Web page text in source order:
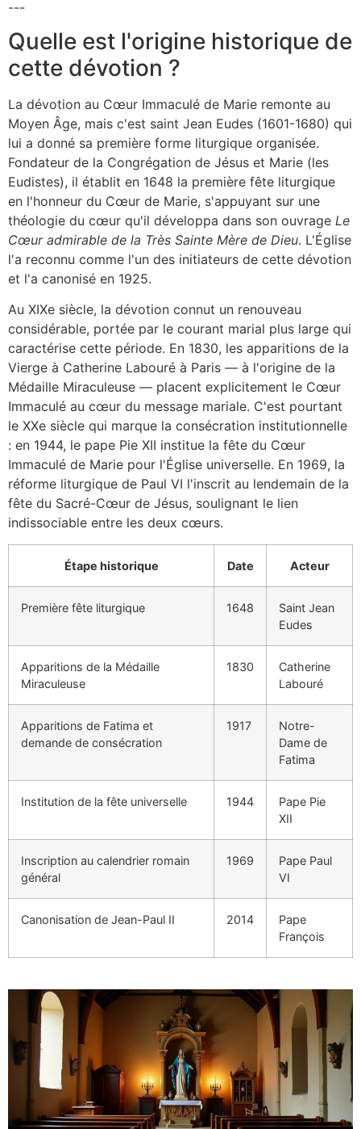
---
Quelle est l'origine historique de
cette dévotion ?
La dévotion au Cœur Immaculé de Marie remonte au
Moyen Âge, mais c'est saint Jean Eudes (1601-1680) qui
lui a donné sa première forme liturgique organisée.
Fondateur de la Congrégation de Jésus et Marie (les
Eudistes), il établit en 1648 la première fête liturgique
en l'honneur du Cœur de Marie, s'appuyant sur une
théologie du cœur qu'il développa dans son ouvrage Le
Cœur admirable de la Très Sainte Mère de Dieu. L'Église
l'a reconnu comme l'un des initiateurs de cette dévotion
et l'a canonisé en 1925.
Au XIXe siècle, la dévotion connut un renouveau
considérable, portée par le courant marial plus large qui
caractérise cette période. En 1830, les apparitions de la
Vierge à Catherine Labouré à Paris — à l'origine de la
Médaille Miraculeuse — placent explicitement le Cœur
Immaculé au cœur du message mariale. C'est pourtant
le XXe siècle qui marque la consécration institutionnelle
: en 1944, le pape Pie XII institue la fête du Cœur
Immaculé de Marie pour l'Église universelle. En 1969, la
réforme liturgique de Paul VI l'inscrit au lendemain de la
fête du Sacré-Cœur de Jésus, soulignant le lien
indissociable entre les deux cœurs.
Étape historique Date Acteur
Première fête liturgique 1648
Saint Jean
Eudes
Apparitions de la Médaille
Miraculeuse
1830
Catherine
Labouré
Apparitions de Fatima et
demande de consécration
1917
Notre-
Dame de
Fatima
Institution de la fête universelle 1944
Pape Pie
XII
Inscription au calendrier romain
général
1969
Pape Paul
VI
Canonisation de Jean-Paul II 2014
Pape
François